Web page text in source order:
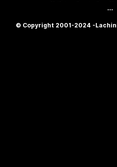
...
© Copyright 2001-2024 -